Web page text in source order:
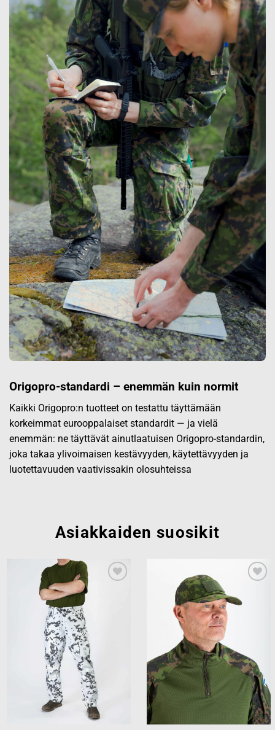
Origopro-standardi – enemmän kuin normit
Kaikki Origopro:n tuotteet on testattu täyttämään
korkeimmat eurooppalaiset standardit — ja vielä
enemmän: ne täyttävät ainutlaatuisen Origopro-standardin,
joka takaa ylivoimaisen kestävyyden, käytettävyyden ja
luotettavuuden vaativissakin olosuhteissa
Asiakkaiden suosikit
wishlist